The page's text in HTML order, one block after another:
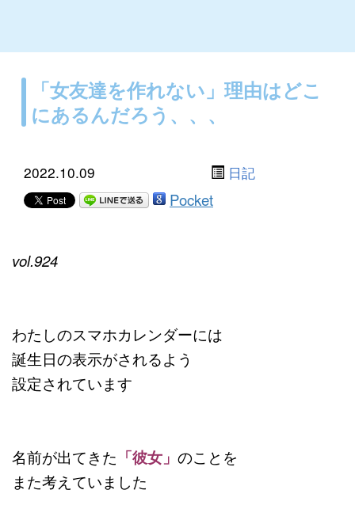
「女友達を作れない」理由はどこ
にあるんだろう、、、
2022.10.09 日記
Pocket
vol.924
わたしのスマホカレンダーには
誕生日の表示がされるよう
設定されています
名前が出てきた 「彼女」 のことを
また考えていました